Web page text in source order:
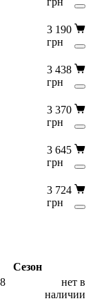
3 190
грн
3 438
грн
3 370
грн
3 645
грн
3 724
грн
Сезон
нет в
наличии